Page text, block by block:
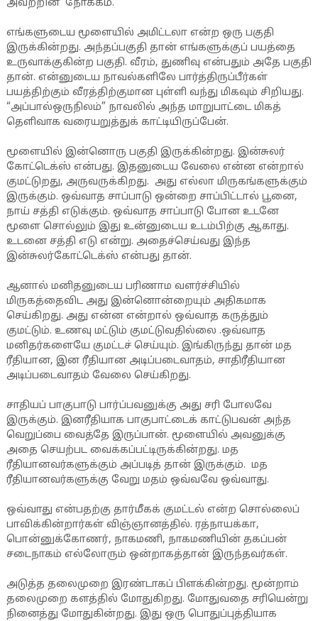
அவற்றின் நோக்கம்.
எங்களுடைய மூளையில் அமிட்டலா என்ற ஒரு பகுதி
இருக்கின்றது. அந்தப்பகுதி தான் எங்களுக்குப் பயத்தை
உருவாக்குகின்ற பகுதி. வீரம், துணிவு என்பதும் அதே பகுதி
தான். என்னுடைய நாவல்களிலே பார்த்திருப்பீர்கள்
பயத்திற்கும் வீரத்திற்குமான புள்ளி வந்து மிகவும் சிறியது.
“அப்பால்ஒருநிலம்” நாவலில் அந்த மாறுபாட்டை மிகத்
தெளிவாக வரையறுத்துக் காட்டியிருப்பேன்.
மூளையில் இன்னொரு பகுதி இருக்கின்றது. இன்சுலர்
கோட்டெக்ஸ் என்பது. இதனுடைய வேலை என்ன என்றால்
குமட்டுறது, அருவருக்கிறது. அது எல்லா மிருகங்களுக்கும்
இருக்கும். ஒவ்வாத சாப்பாடு ஒன்றை சாப்பிட்டால் பூனை,
நாய் சத்தி எடுக்கும். ஒவ்வாத சாப்பாடு போன உடனே
மூளை சொல்லும் இது உன்னுடைய உடம்பிற்கு ஆகாது.
உடனை சத்தி எடு என்று. அதைச்செய்வது இந்த
இன்சுலர்கோட்டெக்ஸ் என்பது தான்.
ஆனால் மனிதனுடைய பரிணாம வளர்ச்சியில்
மிருகத்தைவிட அது இன்னொன்றையும் அதிகமாக
செய்கிறது. அது என்ன என்றால் ஒவ்வாத கருத்தும்
குமட்டும். உணவு மட்டும் குமட்டுவதில்லை .ஒவ்வாத
மனிதர்களையே குமட்டச் செய்யும். இங்கிருந்து தான் மத
ரீதியான, இன ரீதியான அடிப்படைவாதம், சாதிரீதியான
அடிப்படைவாதம் வேலை செய்கிறது.
சாதியப் பாகுபாடு பார்ப்பவனுக்கு அது சரி போலவே
இருக்கும். இனரீதியாக பாகுபாட்டைக் காட்டுபவன் அந்த
வெறுப்பை வைத்தே இருப்பான். மூளையில் அவனுக்கு
அதை செயற்பட வைக்கப்பட்டிருக்கின்றது. மத
ரீதியானவர்களுக்கும் அப்படித் தான் இருக்கும். மத
ரீதியானவர்களுக்கு வேறு மதம் ஒவ்வவே ஒவ்வாது.
ஒவ்வாது என்பதற்கு தார்மீகக் குமட்டல் என்ற சொல்லைப்
பாவிக்கின்றார்கள் விஞ்ஞானத்தில். ரத்நாயக்கா,
பொன்னுக்கோணர், நாகமணி, நாகமணியின் தகப்பன்
சடைநாகம் எல்லோரும் ஒன்றாகத்தான் இருந்தவர்கள்.
அடுத்த தலைமுறை இரண்டாகப் பிளக்கின்றது. மூன்றாம்
தலைமுறை களத்தில் மோதுகிறது. மோதுவதை சரியென்று
நினைத்து மோதுகின்றது. இது ஒரு பொதுப்புத்தியாக